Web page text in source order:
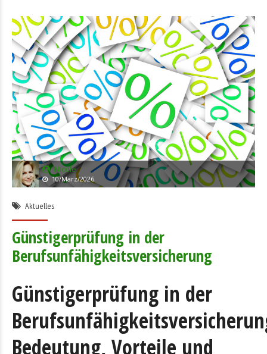
Nicole
10/März/2026
Aktuelles
Günstigerprüfung in der
Berufsunfähigkeitsversicherung
Günstigerprüfung in der
Bedeutung, Vorteile und